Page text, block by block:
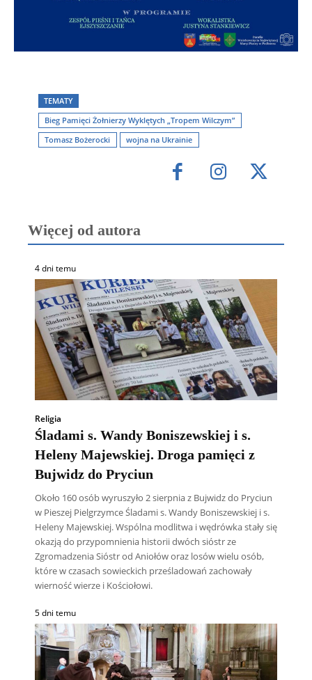
TEMATY
Bieg Pamięci Żołnierzy Wyklętych „Tropem Wilczym”
Tomasz Bożerocki
wojna na Ukrainie
Więcej od autora
4 dni temu
Religia
Śladami s. Wandy Boniszewskiej i s.
Heleny Majewskiej. Droga pamięci z
Bujwidz do Pryciun
Około 160 osób wyruszyło 2 sierpnia z Bujwidz do Pryciun
w Pieszej Pielgrzymce Śladami s. Wandy Boniszewskiej i s.
Heleny Majewskiej. Wspólna modlitwa i wędrówka stały się
okazją do przypomnienia historii dwóch sióstr ze
Zgromadzenia Sióstr od Aniołów oraz losów wielu osób,
które w czasach sowieckich prześladowań zachowały
wierność wierze i Kościołowi.
5 dni temu